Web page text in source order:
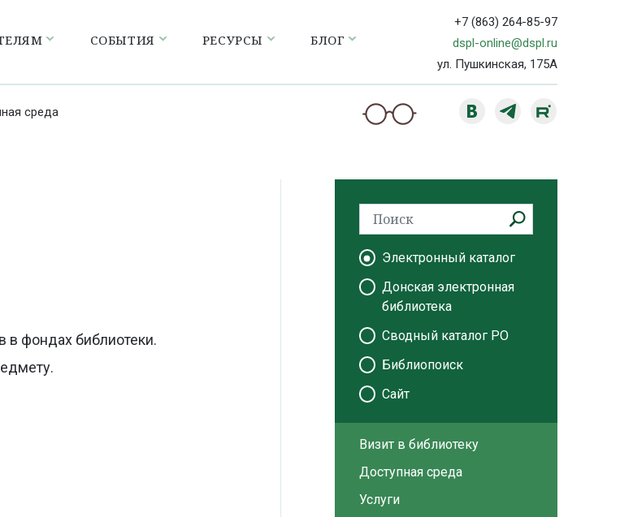
СОБЫТИЯ РЕСУРСЫ БЛОГ
+7 (863) 264-85-97
dspl-online@dspl.ru
ул. Пушкинская, 175А
среда
фондах библиотеки.
Электронный каталог
Донская электронная
библиотека
Сводный каталог РО
Библиопоиск
Сайт
Визит в библиотеку
Доступная среда
Услуги